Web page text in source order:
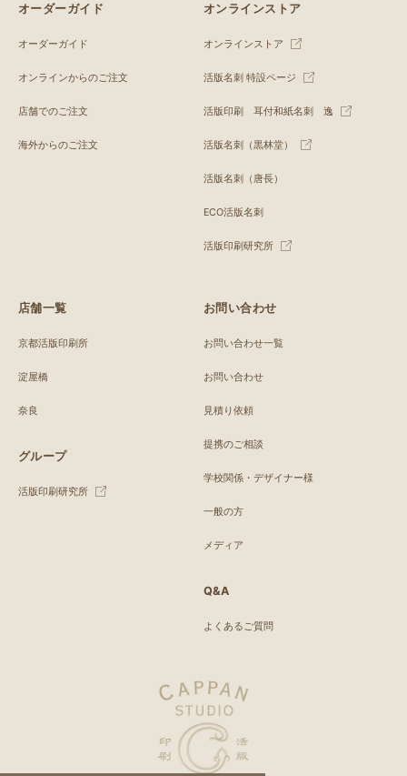
オーダーガイド
オーダーガイド
オンラインからのご注文
店舗でのご注文
海外からのご注文
オンラインストア
オンラインストア
活版名刺 特設ページ
活版印刷 耳付和紙名刺 逸
活版名刺（黒林堂）
活版名刺（唐長）
ECO活版名刺
活版印刷研究所
店舗一覧
京都活版印刷所
淀屋橋
奈良
グループ
活版印刷研究所
お問い合わせ
お問い合わせ一覧
お問い合わせ
見積り依頼
提携のご相談
学校関係・デザイナー様
一般の方
メディア
Q&A
よくあるご質問